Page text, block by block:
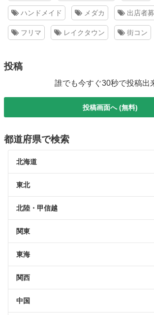
ハンドメイド メダカ 出店者
フリマ レイクタウン 街コン
投稿
誰でも今すぐ30秒で投稿出
投稿画面へ (無料)
都道府県で検索
北海道
東北
北陸・甲信越
関東
東海
関西
中国